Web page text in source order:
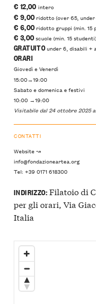
€ 12,00 intero
€ 9,00ridotto (over 65,
€ 6,00ridotto gruppi (min. 15
€ 3,00scuole (min. 15 studenti)
GRATUITOunder 6, disabili +
ORARI
Giovedì e Venerdì
15:00→19:00
Sabato e domenica e festivi
10:00 →19:00
Visitabile dal 24 ottobre 2025
CONTATTI
Website ↝
info@fondazioneartea.org
Tel: +39 0171 618300
INDIRIZZO:Filatoio di
per gli orari, Via
Italia